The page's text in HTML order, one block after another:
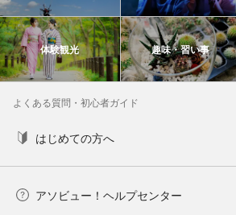
体験観光 趣味・習い事
よくある質問・初心者ガイド
はじめての方へ
アソビュー！ヘルプセンター